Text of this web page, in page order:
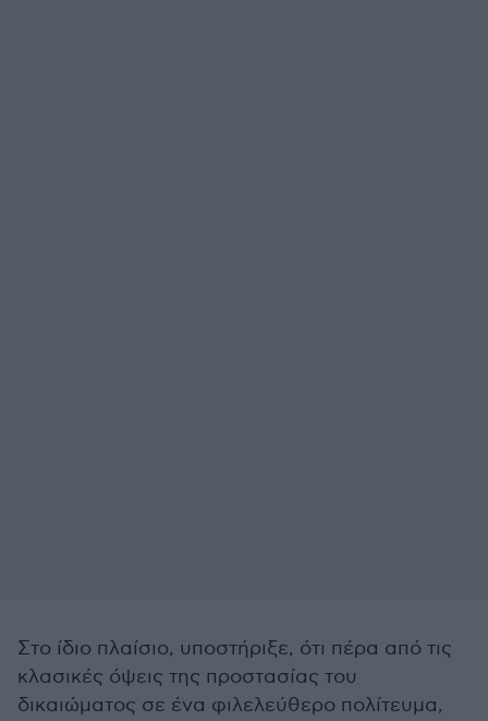
Στο ίδιο πλαίσιο, υποστήριξε, ότι πέρα από τις
κλασικές όψεις της προστασίας του
δικαιώματος σε ένα φιλελεύθερο πολίτευμα,